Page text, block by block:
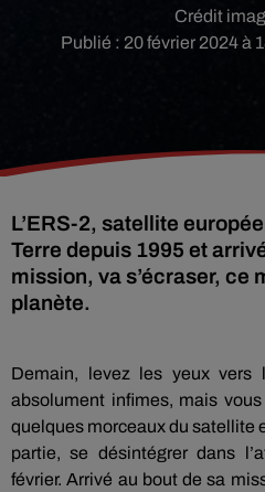
Publié : 20 février 2024 à
Crédit
L’ERS-2, satellite
Terre depuis 1995 et
mission, va s’écraser, ce
planète.
Demain, levez les yeux
absolument infimes, mais
quelques morceaux du satellite
partie, se désintégrer dans
février. Arrivé au bout de sa